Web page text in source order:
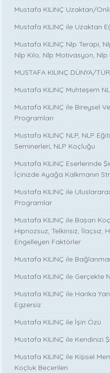
Mustafa KILINÇ Uzaktan/
Mustafa KILINÇ ile Uzaktan
Mustafa KILINÇ Nlp Terapi,
Nlp Kilo, Nlp Motivasyon, Nlp
MUSTAFA KILINÇ DÜNYA/
Mustafa KILINÇ Muhteşem
Mustafa KILINÇ ile Bireysel
Programları
Mustafa KILINÇ NLP, NLP
Seminerleri, NLP Koçluğu
Mustafa KILINÇ Eserlerinde
İçinizde Ayağa Kalkmanın
Mustafa KILINÇ ile
Programlar
Mustafa KILINÇ ile Başarı
Hipnozsuz, Telkinsiz, İlaçsız,
Engelleyen Faktörler
Mustafa KILINÇ ile
Mustafa KILINÇ ile Gerçekte
Mustafa KILINÇ ile Harika
Egzersiz
Mustafa KILINÇ ile İşin Özü
Mustafa KILINÇ ile Kendinizi
Mustafa KILINÇ ile Kişisel
Koçluk Becerileri